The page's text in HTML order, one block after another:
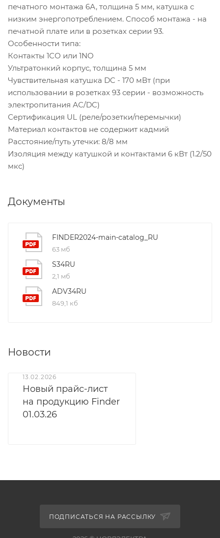
печатного монтажа 6А, толщина 5 мм, катушка с
низким энергопотреблением. Способ монтажа - на
печатной плате или в розетках серии 93.
Особенности типа:
Контакты 1СО или 1NO
Ультратонкий корпус, толщина 5 мм
Чувствительная катушка DC - 170 мВт (при
использовании в розетках 93 серии - возможность
электропитания АС/DC)
Сертификация UL (реле/розетки/перемычки)
Материал контактов не содержит кадмий
Расстояние/путь утечки: 8/8 мм
Изоляция между катушкой и контактами 6 кВт (1.2/50
мкс)
Документы
FINDER2024-main-catalog_RU
63 мб
S34RU
2,1 мб
ADV34RU
849,1 кб
Новости
13.02.2026
Новый прайс-лист
на продукцию Finder
01.03.26
ПОДПИСАТЬСЯ НА РАССЫЛКУ